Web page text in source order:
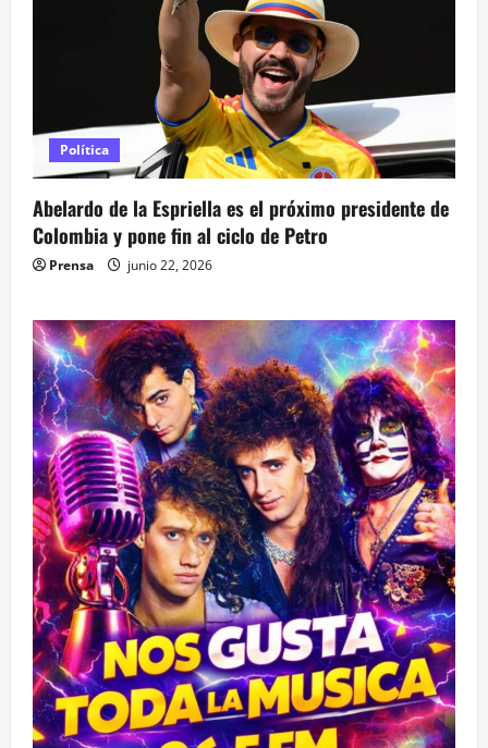
Política
Abelardo de la Espriella es el próximo presidente de
Colombia y pone fin al ciclo de Petro
Prensa junio 22, 2026